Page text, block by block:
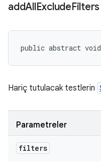
addAllExcludeFilters
public abstract
Hariç tutulacak testlerin
Parametreler
filters